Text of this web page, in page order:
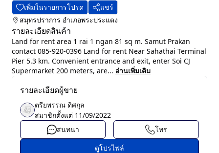
เพิ่มในรายการโปรด
แชร์
สมุทรปราการ อำเภอพระประแดง
รายละเอียดสินค้า
Land for rent area 1 rai 1 ngan 81 sq m. Samut Prakan
contact 085-920-0396 Land for rent Near Sahathai Terminal
Pier 5.3 km. Convenient entrance and exit, enter Soi CJ
Supermarket 200 meters, are... อ่านเพิ่มเติม
รายละเอียดผู้ขาย
ตรียพรรณ ดิศกุล
สมาชิกตั้งแต่ 11/09/2022
สนทนา
โทร
ดูโปรไฟล์